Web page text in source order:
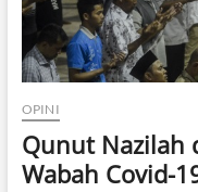
OPINI
Qunut Nazilah
Wabah Covid-